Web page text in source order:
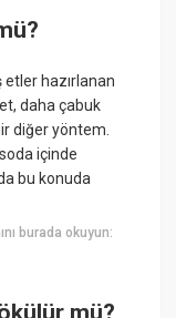
etler hazırlanan
daha çabuk
diğer yöntem.
içinde
bu konuda
burada okuyun:
mü?